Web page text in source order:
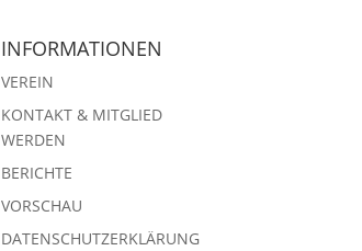
INFORMATIONEN
VEREIN
KONTAKT & MITGLIED
WERDEN
BERICHTE
VORSCHAU
DATENSCHUTZERKLÄRUNG